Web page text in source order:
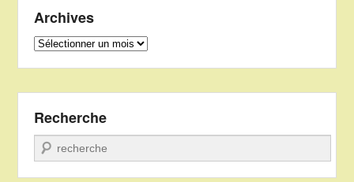
Archives
Archives
Recherche
Recherche